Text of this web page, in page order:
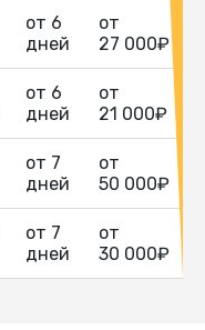
от 6
дней
от
27 000₽
от 6
дней
от
21 000₽
от 7
дней
от
50 000₽
от 7
дней
от
30 000₽